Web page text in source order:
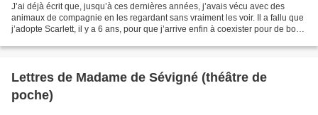
J’ai déjà écrit que, jusqu’à ces dernières années, j’avais vécu avec des
animaux de compagnie en les regardant sans vraiment les voir. Il a fallu que
j’adopte Scarlett, il y a 6 ans, pour que j’arrive enfin à coexister pour de bon
Lettres de Madame de Sévigné (théâtre de
poche)